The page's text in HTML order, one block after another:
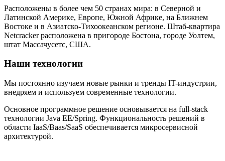
Расположены в более чем 50 странах мира: в Северной и
Латинской Америке, Европе, Южной Африке, на Ближнем
Востоке и в Азиатско-Тихоокеанском регионе. Штаб-квартира
Netcracker расположена в пригороде Бостона, городе Уолтем,
штат Массачусетс, США.
Наши технологии
Мы постоянно изучаем новые рынки и тренды IT-индустрии,
внедряем и используем современные технологии.
Основное программное решение основывается на full-stack
технологии Java EE/Spring. Функциональность решений в
области IaaS/Baas/SaaS обеспечивается микросервисной
архитектурой.